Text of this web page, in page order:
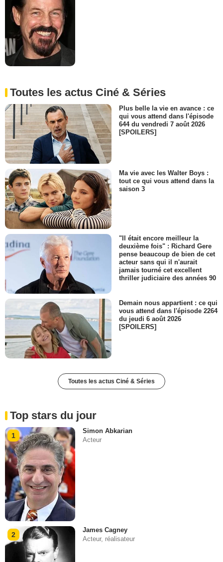
Toutes les actus Ciné & Séries
Plus belle la vie en avance : ce
qui vous attend dans l'épisode
644 du vendredi 7 août 2026
[SPOILERS]
Ma vie avec les Walter Boys :
tout ce qui vous attend dans la
saison 3
"Il était encore meilleur la
deuxième fois" : Richard Gere
pense beaucoup de bien de cet
acteur sans qui il n'aurait
jamais tourné cet excellent
thriller judiciaire des années 90
Demain nous appartient : ce qui
vous attend dans l'épisode 2264
du jeudi 6 août 2026
[SPOILERS]
Toutes les actus Ciné & Séries
Top stars du jour
1
Simon Abkarian
Acteur
2
James Cagney
Acteur, réalisateur